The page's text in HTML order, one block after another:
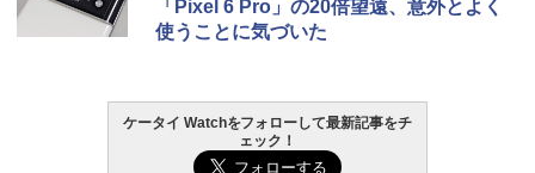
「Pixel 6 Pro」の20倍望遠、意外とよく
使うことに気づいた
ケータイ Watchをフォローして最新記事をチ
ェック！